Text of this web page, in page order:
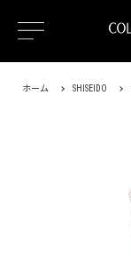
ホーム SHISEIDO